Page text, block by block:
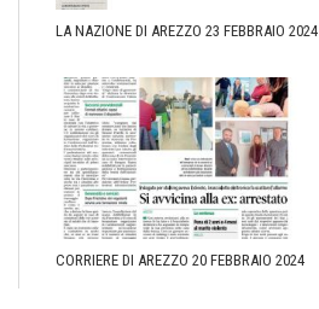
LA NAZIONE DI AREZZO 23 FEBBRAIO 2024
CORRIERE DI AREZZO 20 FEBBRAIO 2024